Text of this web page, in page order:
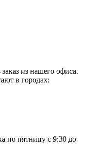
из нашего офиса.
в городах:
по пятницу с 9:30 до